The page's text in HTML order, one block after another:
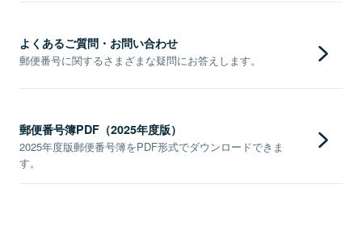
よくあるご質問・お問い合わせ
郵便番号に関するさまざまな疑問にお答えします。
郵便番号簿PDF（2025年度版）
2025年度版郵便番号簿をPDF形式でダウンロードできま
す。